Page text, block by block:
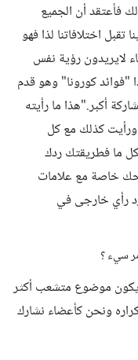
فأعتقد أن الجميع
اختلافاتنا لذا فهو
لايريدون رؤية نفس
"فوائد كورونا" وهو قدم
أكبر."هذا ما رأيته
كذلك مع كل
ما فطريقتك ردك
خاصة مع علامات
رأي خارجى في
سيء ؟
يكون موضوع متشعب أكثر
ونحن كأعضاء نشارك